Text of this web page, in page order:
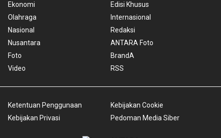
Ekonomi
Olahraga
Nasional
Nusantara
Foto
Video
Edisi Khusus
Internasional
Redaksi
ANTARA Foto
BrandA
RSS
Ketentuan Penggunaan
Kebijakan Privasi
Kebijakan Cookie
Pedoman Media Siber